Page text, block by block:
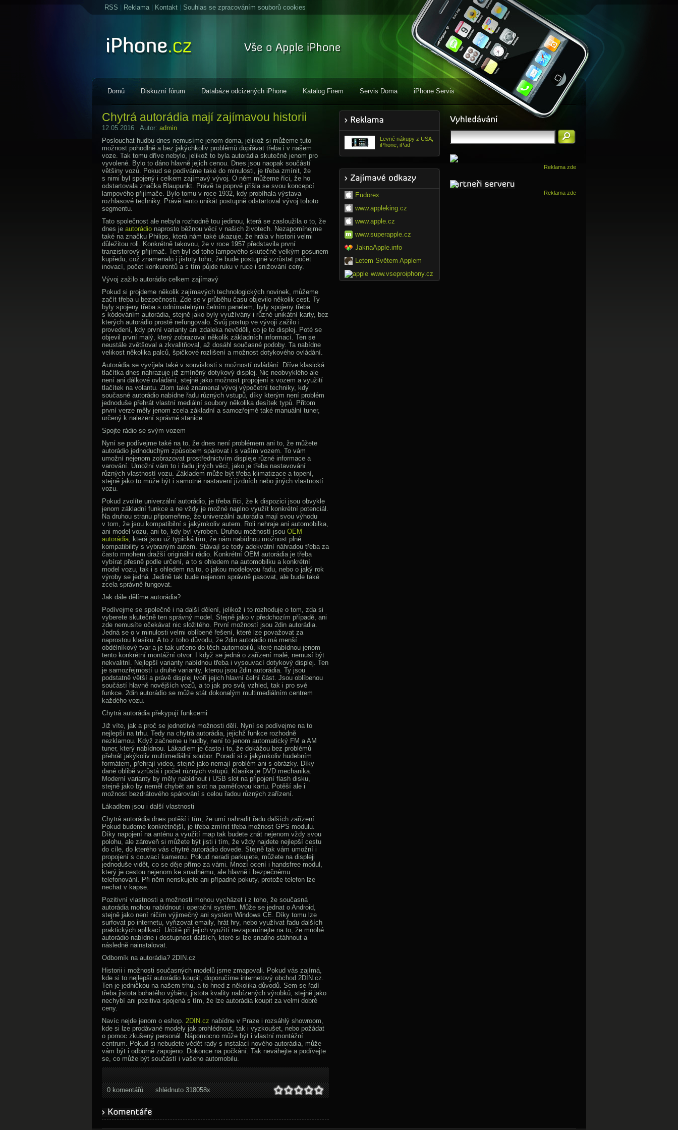
RSS Reklama| Kontakt Souhlas se zpracováním souborů cookies
Domů Diskuzní fórum Databáze odcizených iPhone Katalog Firem Servis Doma iPhone Servis
Chytrá autorádia mají zajímavou historii
12.05.2016 Autor: admin
Poslouchat hudbu dnes nemusíme jenom doma, jelikož si můžeme tuto
možnost pohodlně a bez jakýchkoliv problémů dopřávat třeba i v našem
voze. Tak tomu dříve nebylo, jelikož to byla autorádia skutečně jenom pro
vyvolené. Bylo to dáno hlavně jejich cenou. Dnes jsou naopak součástí
většiny vozů. Pokud se podíváme také do minulosti, je třeba zmínit, že
s nimi byl spojený i celkem zajímavý vývoj. O něm můžeme říci, že ho
odstartovala značka Blaupunkt. Právě ta poprvé přišla se svou koncepcí
lampového přijímače. Bylo tomu v roce 1932, kdy probíhala výstava
rozhlasové techniky. Právě tento unikát postupně odstartoval vývoj tohoto
segmentu.
Tato společnost ale nebyla rozhodně tou jedinou, která se zasloužila o to, že
dnes je autorádio naprosto běžnou věcí v našich životech. Nezapomínejme
také na značku Philips, která nám také ukazuje, že hrála v historii velmi
důležitou roli. Konkrétně takovou, že v roce 1957 představila první
tranzistorový přijímač. Ten byl od toho lampového skutečně velkým posunem
kupředu, což znamenalo i jistoty toho, že bude postupně vzrůstat počet
inovací, počet konkurentů a s tím půjde ruku v ruce i snižování ceny.
Vývoj zažilo autorádio celkem zajímavý
Pokud si projdeme několik zajímavých technologických novinek, můžeme
začít třeba u bezpečnosti. Zde se v průběhu času objevilo několik cest. Ty
byly spojeny třeba s odnímatelným čelním panelem, byly spojeny třeba
s kódováním autorádia, stejně jako byly využívány i různé unikátní karty, bez
kterých autorádio prostě nefungovalo. Svůj postup ve vývoji zažilo i
provedení, kdy první varianty ani zdaleka nevěděli, co je to displej. Poté se
objevil první malý, který zobrazoval několik základních informací. Ten se
neustále zvětšoval a zkvalitňoval, až dosáhl současné podoby. Ta nabídne
velikost několika palců, špičkové rozlišení a možnost dotykového ovládání.
Autorádia se vyvíjela také v souvislosti s možností ovládání. Dříve klasická
tlačítka dnes nahrazuje již zmíněný dotykový displej. Nic neobvyklého ale
není ani dálkové ovládání, stejně jako možnost propojení s vozem a využití
tlačítek na volantu. Zlom také znamenal vývoj výpočetní techniky, kdy
současné autorádio nabídne řadu různých vstupů, díky kterým není problém
jednoduše přehrát vlastní mediální soubory několika desítek typů. Přitom
první verze měly jenom zcela základní a samozřejmě také manuální tuner,
určený k nalezení správné stanice.
Spojte rádio se svým vozem
Nyní se podívejme také na to, že dnes není problémem ani to, že můžete
autorádio jednoduchým způsobem spárovat i s vaším vozem. To vám
umožní nejenom zobrazovat prostřednictvím displeje různé informace a
varování. Umožní vám to i řadu jiných věcí, jako je třeba nastavování
různých vlastností vozu. Základem může být třeba klimatizace a topení,
stejně jako to může být i samotné nastavení jízdních nebo jiných vlastností
vozu.
Pokud zvolíte univerzální autorádio, je třeba říci, že k dispozici jsou obvykle
jenom základní funkce a ne vždy je možné naplno využít konkrétní potenciál.
Na druhou stranu připomeňme, že univerzální autorádia mají svou výhodu
v tom, že jsou kompatibilní s jakýmkoliv autem. Roli nehraje ani automobilka,
ani model vozu, ani to, kdy byl vyroben. Druhou možností jsou OEM
autorádia, která jsou už typická tím, že nám nabídnou možnost plné
kompatibility s vybraným autem. Stávají se tedy adekvátní náhradou třeba za
často mnohem dražší originální rádio. Konkrétní OEM autorádia je třeba
vybírat přesně podle určení, a to s ohledem na automobilku a konkrétní
model vozu, tak i s ohledem na to, o jakou modelovou řadu, nebo o jaký rok
výroby se jedná. Jedině tak bude nejenom správně pasovat, ale bude také
zcela správně fungovat.
Jak dále dělíme autorádia?
Podívejme se společně i na další dělení, jelikož i to rozhoduje o tom, zda si
vyberete skutečně ten správný model. Stejně jako v předchozím případě, ani
zde nemusíte očekávat nic složitého. První možností jsou 2din autorádia.
Jedná se o v minulosti velmi oblíbené řešení, které lze považovat za
naprostou klasiku. A to z toho důvodu, že 2din autorádio má menší
obdélníkový tvar a je tak určeno do těch automobilů, které nabídnou jenom
tento konkrétní montážní otvor. I když se jedná o zařízení malé, nemusí být
nekvalitní. Nejlepší varianty nabídnou třeba i vysouvací dotykový displej. Ten
je samozřejmostí u druhé varianty, kterou jsou 2din autorádia. Ty jsou
podstatně větší a právě displej tvoří jejich hlavní čelní část. Jsou oblíbenou
součástí hlavně novějších vozů, a to jak pro svůj vzhled, tak i pro své
funkce. 2din autorádio se může stát dokonalým multimediálním centrem
každého vozu.
Chytrá autorádia překypují funkcemi
Již víte, jak a proč se jednotlivé možnosti dělí. Nyní se podívejme na to
nejlepší na trhu. Tedy na chytrá autorádia, jejichž funkce rozhodně
nezklamou. Když začneme u hudby, není to jenom automatický FM a AM
tuner, který nabídnou. Lákadlem je často i to, že dokážou bez problémů
přehrát jakýkoliv multimediální soubor. Poradí si s jakýmkoliv hudebním
formátem, přehrají video, stejně jako nemají problém ani s obrázky. Díky
dané oblibě vzrůstá i počet různých vstupů. Klasika je DVD mechanika.
Moderní varianty by měly nabídnout i USB slot na připojení flash disku,
stejně jako by neměl chybět ani slot na paměťovou kartu. Potěší ale i
možnost bezdrátového spárování s celou řadou různých zařízení.
Lákadlem jsou i další vlastnosti
Chytrá autorádia dnes potěší i tím, že umí nahradit řadu dalších zařízení.
Pokud budeme konkrétnější, je třeba zmínit třeba možnost GPS modulu.
Díky napojení na anténu a využití map tak budete znát nejenom vždy svou
polohu, ale zároveň si můžete být jisti i tím, že vždy najdete nejlepší cestu
do cíle, do kterého vás chytré autorádio dovede. Stejně tak vám umožní i
propojení s couvací kamerou. Pokud neradi parkujete, můžete na displeji
jednoduše vidět, co se děje přímo za vámi. Mnozí ocení i handsfree modul,
který je cestou nejenom ke snadnému, ale hlavně i bezpečnému
telefonování. Při něm neriskujete ani případné pokuty, protože telefon lze
nechat v kapse.
Pozitivní vlastnosti a možnosti mohou vycházet i z toho, že současná
autorádia mohou nabídnout i operační systém. Může se jednat o Android,
stejně jako není ničím výjimečný ani systém Windows CE. Díky tomu lze
surfovat po internetu, vyřizovat emaily, hrát hry, nebo využívat řadu dalších
praktických aplikací. Určitě při jejich využití nezapomínejte na to, že mnohé
autorádio nabídne i dostupnost dalších, které si lze snadno stáhnout a
následně nainstalovat.
Odborník na autorádia? 2DIN.cz
Historii i možnosti současných modelů jsme zmapovali. Pokud vás zajímá,
kde si to nejlepší autorádio koupit, doporučíme internetový obchod 2DIN.cz.
Ten je jedničkou na našem trhu, a to hned z několika důvodů. Sem se řadí
třeba jistota bohatého výběru, jistota kvality nabízených výrobků, stejně jako
nechybí ani pozitiva spojená s tím, že lze autorádia koupit za velmi dobré
ceny.
Navíc nejde jenom o eshop. 2DIN.cz nabídne v Praze i rozsáhlý showroom,
kde si lze prodávané modely jak prohlédnout, tak i vyzkoušet, nebo požádat
o pomoc zkušený personál. Nápomocno může být i vlastní montážní
centrum. Pokud si nebudete vědět rady s instalací nového autorádia, může
vám být i odborně zapojeno. Dokonce na počkání. Tak neváhejte a podívejte
se, co může být součástí i vašeho automobilu.
0 komentářů shlédnuto 318058x
Levné nákupy z USA,
iPhone, iPad
Eudorex
www.appleking.cz
www.apple.cz
www.superapple.cz
JaknaApple.info
Letem Světem Applem
www.vseproiphony.cz
Reklama zde
Reklama zde